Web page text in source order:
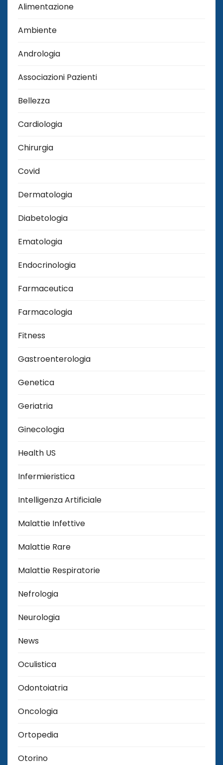
Alimentazione
Ambiente
Andrologia
Associazioni Pazienti
Bellezza
Cardiologia
Chirurgia
Covid
Dermatologia
Diabetologia
Ematologia
Endocrinologia
Farmaceutica
Farmacologia
Fitness
Gastroenterologia
Genetica
Geriatria
Ginecologia
Health US
Infermieristica
Intelligenza Artificiale
Malattie Infettive
Malattie Rare
Malattie Respiratorie
Nefrologia
Neurologia
News
Oculistica
Odontoiatria
Oncologia
Ortopedia
Otorino